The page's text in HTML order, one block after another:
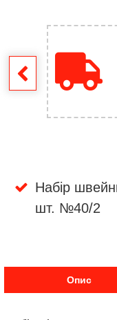
Набір
шт. №40/2
Опис